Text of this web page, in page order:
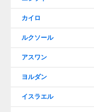
カイロ
ルクソール
アスワン
ヨルダン
イスラエル